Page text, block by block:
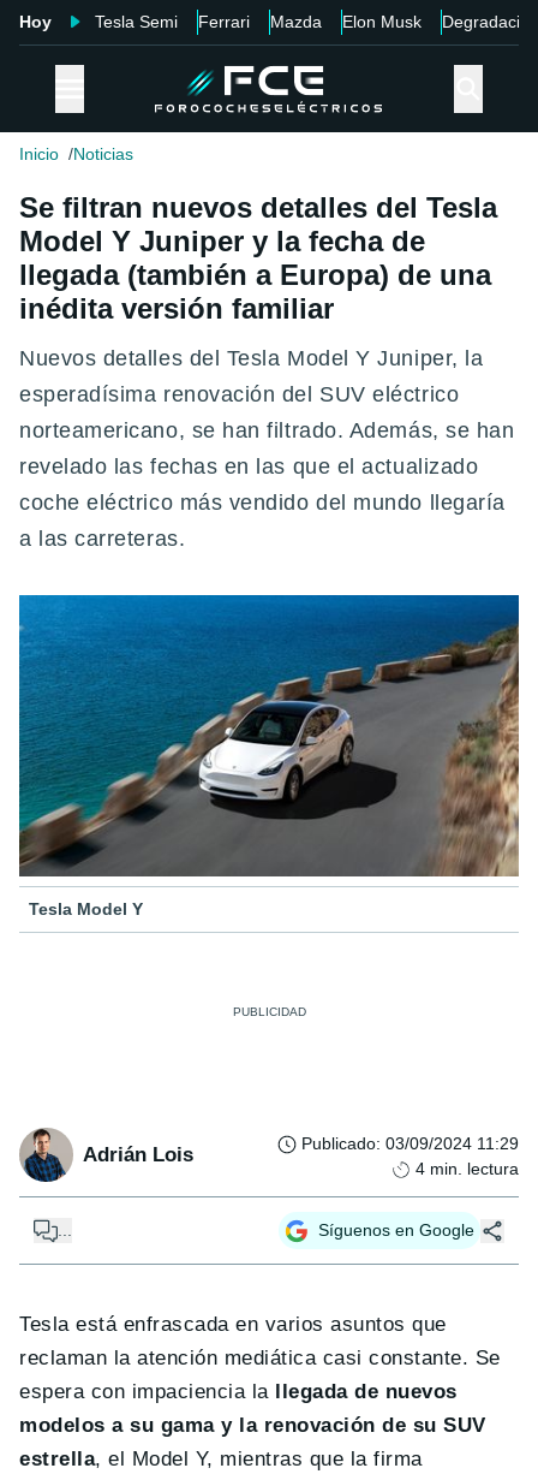
Hoy Tesla Semi Ferrari Mazda Elon Musk Degradación
Inicio Noticias
Se filtran nuevos detalles del Tesla
Model Y Juniper y la fecha de
llegada (también a Europa) de una
inédita versión familiar
Nuevos detalles del Tesla Model Y Juniper, la
esperadísima renovación del SUV eléctrico
norteamericano, se han filtrado. Además, se han
revelado las fechas en las que el actualizado
coche eléctrico más vendido del mundo llegaría
a las carreteras.
Tesla Model Y
Adrián Lois Publicado: 03/09/2024 11:29
4 min. lectura
... Síguenos en Google
Tesla está enfrascada en varios asuntos que
reclaman la atención mediática casi constante. Se
espera con impaciencia la
llegada de nuevos
modelos a su gama y la renovación de su SUV
estrella, el Model Y, mientras que la firma